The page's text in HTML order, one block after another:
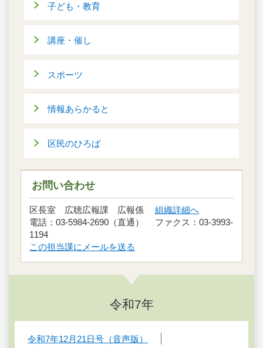
子ども・教育
講座・催し
スポーツ
情報あらかると
区民のひろば
お問い合わせ
区長室 広聴広報課 広報係 組織詳細へ
電話：03-5984-2690（直通） ファクス：03-3993-
1194
この担当課にメールを送る
令和7年
令和7年12月21日号（音声版）